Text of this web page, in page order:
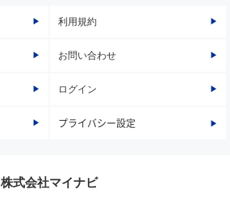
利用規約
お問い合わせ
ログイン
プライバシー設定
株式会社マイナビ